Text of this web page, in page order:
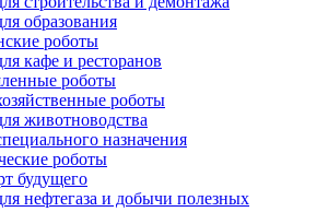
образования
роботы
кафе и ресторанов
роботы
роботы
животноводства
назначения
роботы
будущего
нефтегаза и добычи полезных